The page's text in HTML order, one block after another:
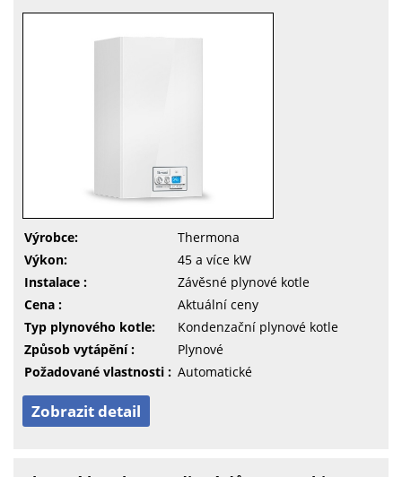
Výrobce:
Thermona
Výkon:
45 a více kW
Instalace :
Závěsné plynové kotle
Cena :
Aktuální ceny
Typ plynového kotle:
Kondenzační plynové kotle
Způsob vytápění :
Plynové
Požadované vlastnosti : Automatické
Zobrazit detail